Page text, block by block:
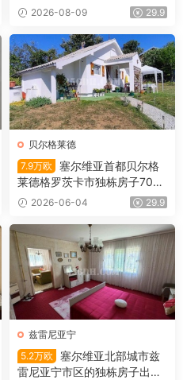
2026-08-09 29.9
贝尔格莱德
7.9万欧
塞尔维亚首都贝尔格
莱德格罗茨卡市独栋房子700
㎡/51㎡/7.9万欧
2026-06-04 29.9
兹雷尼亚宁
5.2万欧
塞尔维亚北部城市兹
雷尼亚宁市区的独栋房子出售1